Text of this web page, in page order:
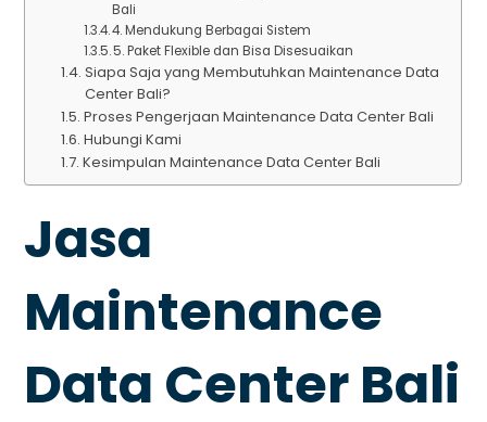
Bali
4. Mendukung Berbagai Sistem
5. Paket Flexible dan Bisa Disesuaikan
Siapa Saja yang Membutuhkan Maintenance Data
Center Bali?
Proses Pengerjaan Maintenance Data Center Bali
Hubungi Kami
Kesimpulan Maintenance Data Center Bali
Jasa
Maintenance
Data Center Bali